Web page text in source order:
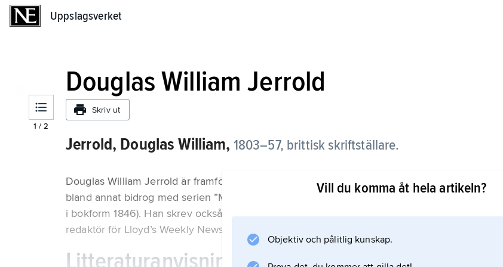
Uppslagsverket
1 /2
Douglas William Jerrold
Skriv ut
Jerrold, Douglas William, 1803–57, brittisk skriftställare.
Douglas William Jerrold är framför allt känd som kåsör och politisk satiriker i Punch, där han
bland annat bidrog med serien ”Mrs. Caudle’s Curtain Lectures” (’Mrs Caudles sparlakanläxor’,
i bokform 1846). Han skrev också några i hans samtid populära komedier och var från 1852
redaktör för Lloyd’s Weekly Newspaper. Far till
Vill du komma åt hela artikeln?
Objektiv och pålitlig kunskap.